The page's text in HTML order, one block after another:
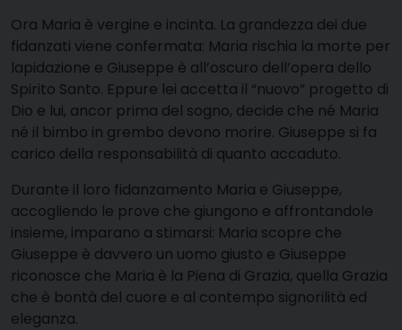
Ora Maria è vergine e incinta. La grandezza dei due
fidanzati viene confermata: Maria rischia la morte per
lapidazione e Giuseppe è all’oscuro dell’opera dello
Spirito Santo. Eppure lei accetta il “nuovo” progetto di
Dio e lui, ancor prima del sogno, decide che né Maria
né il bimbo in grembo devono morire. Giuseppe si fa
carico della responsabilità di quanto accaduto.
Durante il loro fidanzamento Maria e Giuseppe,
accogliendo le prove che giungono e affrontandole
insieme, imparano a stimarsi: Maria scopre che
Giuseppe è davvero un uomo giusto e Giuseppe
riconosce che Maria è la Piena di Grazia, quella Grazia
che è bontà del cuore e al contempo signorilità ed
eleganza.